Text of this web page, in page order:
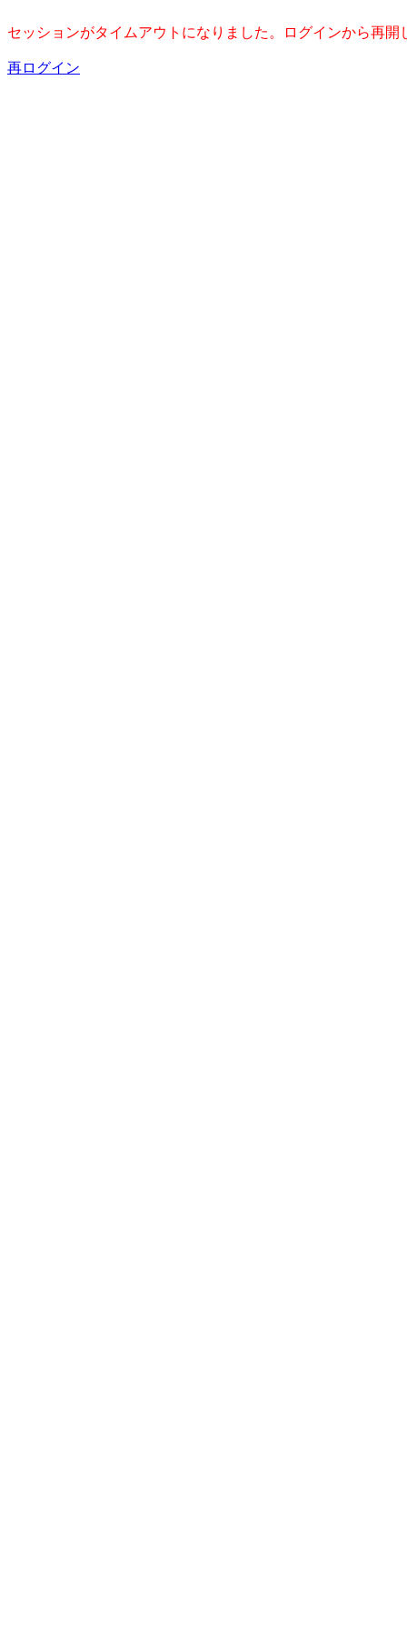
セッションがタイムアウトになりました。ログインから再開
再ログイン